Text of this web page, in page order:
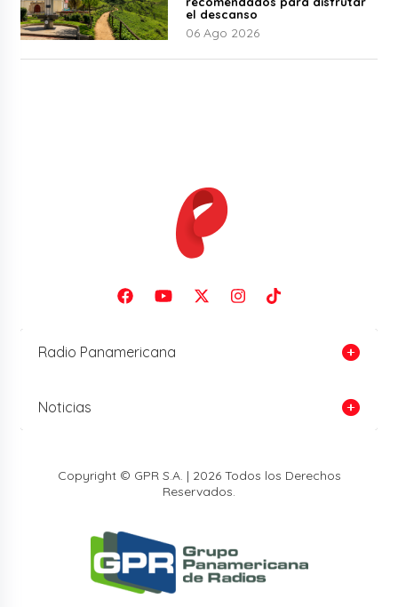
el descanso
06 Ago 2026
Radio Panamericana
Noticias
Copyright © GPR S.A. | 2026 Todos los Derechos
Reservados.